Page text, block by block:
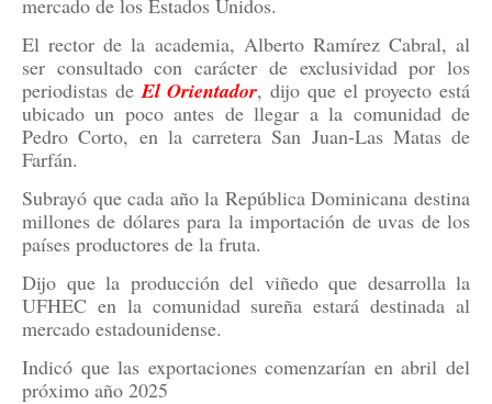
mercado de los Estados Unidos.
El rector de la academia, Alberto Ramírez Cabral, al
ser consultado con carácter de exclusividad por los
periodistas deEl Orientador, dijo que el proyecto está
ubicado un poco antes de llegar a la comunidad de
Pedro Corto, en la carretera San Juan-Las Matas de
Farfán.
Subrayó que cada año la República Dominicana destina
millones de dólares para la importación de uvas de los
países productores de la fruta.
Dijo que la producción del viñedo que desarrolla la
UFHEC en la comunidad sureña estará destinada al
mercado estadounidense.
Indicó que las exportaciones comenzarían en abril del
próximo año 2025